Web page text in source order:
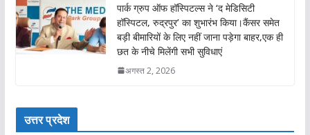
पार्क ग्रुप ऑफ हॉस्पिटल्स ने ‘द मेडिसिटी
हॉस्पिटल, रुद्रपुर’ का शुभारंभ किया।कैंसर समेत
बड़ी बीमारियों के लिए नहीं जाना पड़ेगा बाहर,एक ही
छत के नीचे मिलेंगी सभी सुविधाएं
अगस्त 2, 2026
उत्तर प्रदेश